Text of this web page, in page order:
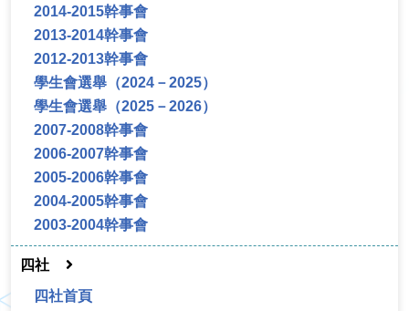
2014-2015幹事會
2013-2014幹事會
2012-2013幹事會
學生會選舉（2024－2025）
學生會選舉（2025－2026）
2007-2008幹事會
2006-2007幹事會
2005-2006幹事會
2004-2005幹事會
2003-2004幹事會
四社
四社首頁